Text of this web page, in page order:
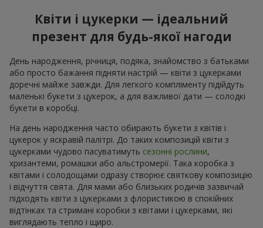
Квіти і цукерки — ідеальний
презент для будь-якої нагоди
День народження, річниця, подяка, знайомство з батьками
або просто бажання підняти настрій — квіти з цукерками
доречні майже завжди. Для легкого компліменту підійдуть
маленькі букети з цукерок, а для важливої дати — солодкі
букети в коробці.
На день народження часто обирають букети з квітів і
цукерок у яскравій палітрі. До таких композицій квіти з
цукерками чудово пасуватимуть сезонні рослини,
хризантеми, ромашки або альстромерії. Така коробка з
квітами і солодощами одразу створює святкову композицію
і відчуття свята. Для мами або близьких родичів зазвичай
підходять квіти з цукерками з флористикою в спокійних
відтінках та стримані коробки з квітами і цукерками, які
виглядають тепло і щиро.